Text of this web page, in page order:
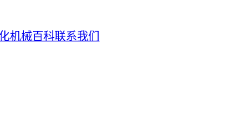
机械百科联系我们